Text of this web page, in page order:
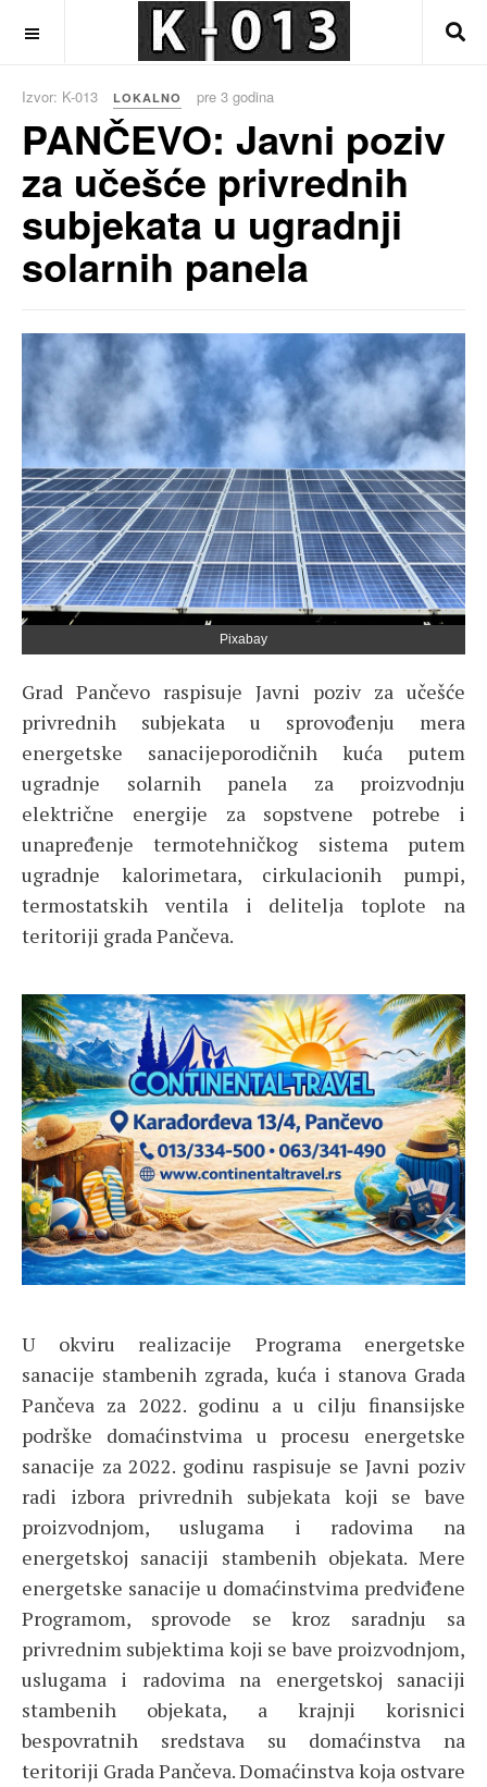
Izvor: K-013 LOKALNO pre 3 godina
PANČEVO: Javni poziv
za učešće privrednih
subjekata u ugradnji
solarnih panela
Pixabay
Grad Pančevo raspisuje Javni poziv za učešće
privrednih subjekata u sprovođenju mera
energetske sanacijeporodičnih kuća putem
ugradnje solarnih panela za proizvodnju
električne energije za sopstvene potrebe i
unapređenje termotehničkog sistema putem
ugradnje kalorimetara, cirkulacionih pumpi,
termostatskih ventila i delitelja toplote na
teritoriji grada Pančeva.
U okviru realizacije Programa energetske
sanacije stambenih zgrada, kuća i stanova Grada
Pančeva za 2022. godinu a u cilju finansijske
podrške domaćinstvima u procesu energetske
sanacije za 2022. godinu raspisuje se Javni poziv
radi izbora privrednih subjekata koji se bave
proizvodnjom, uslugama i radovima na
energetskoj sanaciji stambenih objekata. Mere
energetske sanacije u domaćinstvima predviđene
Programom, sprovode se kroz saradnju sa
privrednim subjektima koji se bave proizvodnjom,
uslugama i radovima na energetskoj sanaciji
stambenih objekata, a krajnji korisnici
bespovratnih sredstava su domaćinstva na
teritoriji Grada Pančeva. Domaćinstva koja ostvare